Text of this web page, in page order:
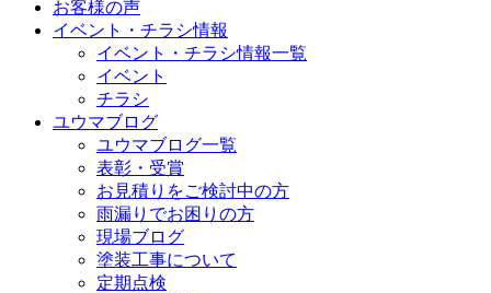
お客様の声
イベント・チラシ情報
イベント・チラシ情報一覧
イベント
チラシ
ユウマブログ
ユウマブログ一覧
表彰・受賞
お見積りをご検討中の方
雨漏りでお困りの方
現場ブログ
塗装工事について
定期点検